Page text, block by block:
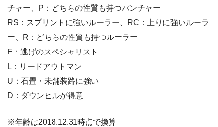
チャー、P：どちらの性質も持つパンチャー
RS：スプリントに強いルーラー、RC：上りに強いルーラ
ー、R：どちらの性質も持つルーラー
E：逃げのスペシャリスト
L：リードアウトマン
U：石畳・未舗装路に強い
D：ダウンヒルが得意
※年齢は2018.12.31時点で換算